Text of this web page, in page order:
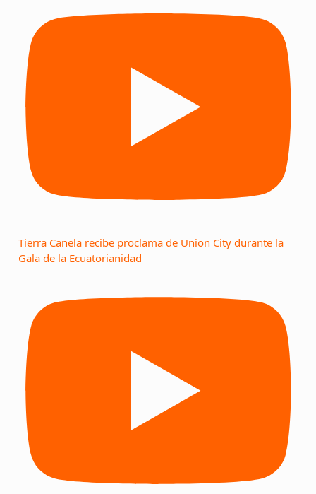
Tierra Canela recibe proclama de Union City durante la
Gala de la Ecuatorianidad